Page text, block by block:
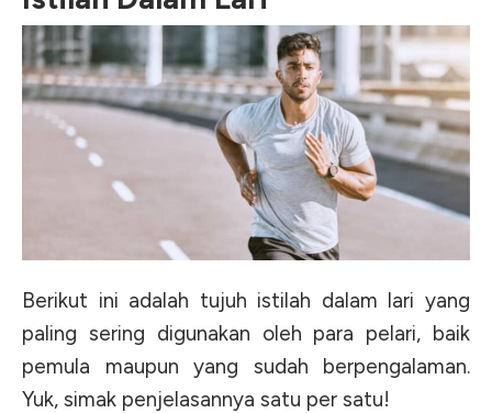
Berikut ini adalah tujuh istilah dalam lari yang
paling sering digunakan oleh para pelari, baik
pemula maupun yang sudah berpengalaman.
Yuk, simak penjelasannya satu per satu!